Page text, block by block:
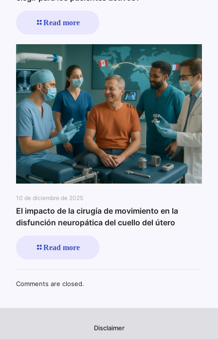
Read more
10 de diciembre de 2025
El impacto de la cirugía de movimiento en la
disfunción neuropática del cuello del útero
Read more
Comments are closed.
Disclaimer